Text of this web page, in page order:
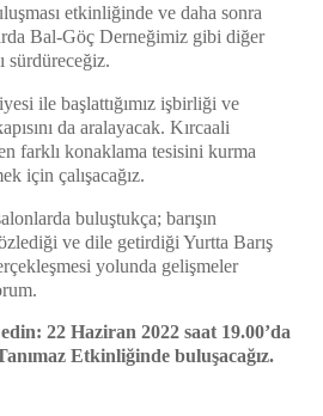
etkinliğinde ve daha sonra
Bal-Göç Derneğimiz gibi diğer
sürdüreceğiz.
ile başlattığımız işbirliği ve
da aralayacak. Kırcaali
farklı konaklama tesisini kurma
için çalışacağız.
buluştukça; barışın
ve dile getirdiği Yurtta Barış
yolunda gelişmeler
22 Haziran 2022 saat 19.00’da
Etkinliğinde buluşacağız.